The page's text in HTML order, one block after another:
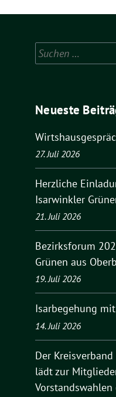
Suchen
nach:
Neueste
27. Juli 2026
Herzliche
Isarwinkler
21. Juli 2026
Bezirksforum
Grünen aus
19. Juli 2026
Isarbegehung
14. Juli 2026
Der
lädt zur
Vorstandswahlen